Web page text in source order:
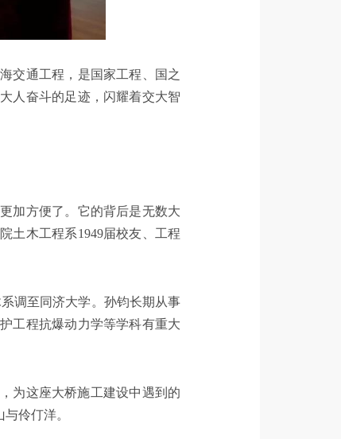
交通工程，是国家工程、国之
人奋斗的足迹，闪耀着交大智
加方便了。它的背后是无数大
土木工程系1949届校友、工程
调至同济大学。孙钧长期从事
工程抗爆动力学等学科有重大
为这座大桥施工建设中遇到的
伶仃洋。